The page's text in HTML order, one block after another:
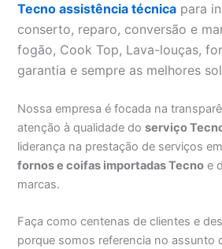
Tecno assistência técnica para
conserto, reparo, conversão e
fogão, Cook Top, Lava-louças,
garantia e sempre as melhores
Nossa empresa é focada na
atenção à qualidade doserviço
liderança na prestação de serviços
fornos e coifas importadas Tecno e
marcas.
Faça como centenas de clientes e
porque somos referencia no assunto